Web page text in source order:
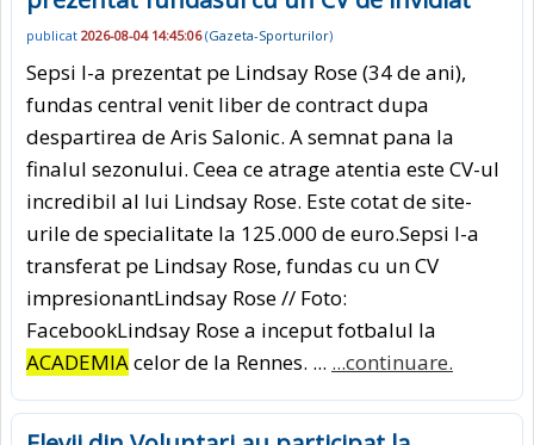
publicat 2026-08-04 14:45:06(Gazeta-Sporturilor)
Sepsi l-a prezentat pe Lindsay Rose (34 de ani),
fundas central venit liber de contract dupa
despartirea de Aris Salonic. A semnat pana la
finalul sezonului. Ceea ce atrage atentia este CV-ul
incredibil al lui Lindsay Rose. Este cotat de site-
urile de specialitate la 125.000 de euro.Sepsi l-a
transferat pe Lindsay Rose, fundas cu un CV
impresionantLindsay Rose // Foto:
FacebookLindsay Rose a inceput fotbalul la
ACADEMIAcelor de la Rennes. ... ...continuare.